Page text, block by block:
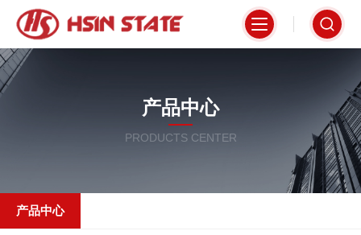
产品中心
PRODUCTS CENTER
产品中心